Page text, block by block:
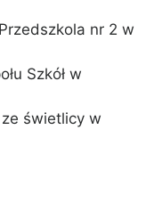
nr 2 w
Szkół w
świetlicy w